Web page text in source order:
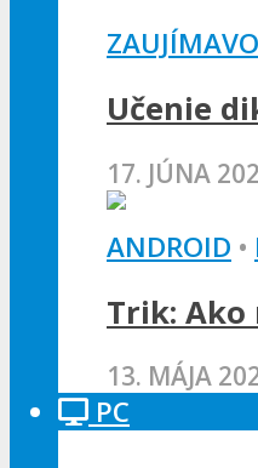
Učenie
17. JÚNA
ANDROID •
Trik: Ako
13. MÁJA
PC